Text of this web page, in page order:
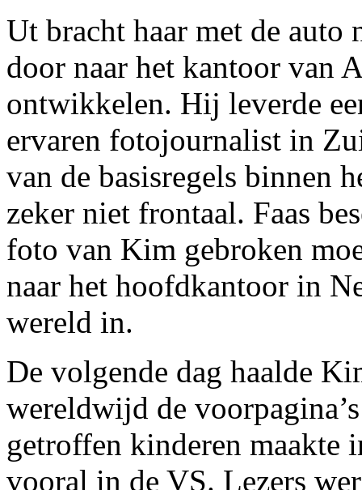
Ut bracht haar met de auto
door naar het kantoor van
ontwikkelen. Hij leverde
ervaren fotojournalist in
van de basisregels binnen
zeker niet frontaal. Faas
foto van Kim gebroken
naar het hoofdkantoor in
wereld in.
De volgende dag haalde
wereldwijd de
getroffen kinderen maakte
vooral in de VS. Lezers